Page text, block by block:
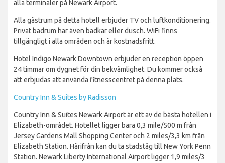
alla terminaler på Newark Airport.
Alla gästrum på detta hotell erbjuder TV och luftkonditionering.
Privat badrum har även badkar eller dusch. WiFi finns
tillgängligt i alla områden och är kostnadsfritt.
Hotel Indigo Newark Downtown erbjuder en reception öppen
24 timmar om dygnet för din bekvämlighet. Du kommer också
att erbjudas att använda fitnesscentret på denna plats.
Country Inn & Suites by Radisson
Country Inn & Suites Newark Airport är ett av de bästa hotellen i
Elizabeth-området. Hotellet ligger bara 0,3 mile/500 m från
Jersey Gardens Mall Shopping Center och 2 miles/3,3 km från
Elizabeth Station. Härifrån kan du ta stadståg till New York Penn
Station. Newark Liberty International Airport ligger 1,9 miles/3